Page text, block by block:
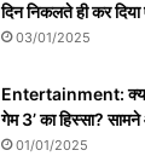
दिन निकलते ही कर
03/01/2025
Entertainment: क्या
गेम 3’ का हिस्सा?
01/01/2025